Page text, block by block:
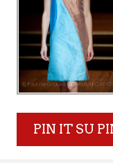
PIN IT SU